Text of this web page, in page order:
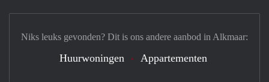
Niks leuks gevonden? Dit is ons andere aanbod in Alkmaar:
Huurwoningen Appartementen